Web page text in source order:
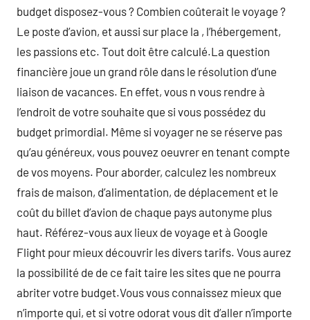
budget disposez-vous ? Combien coûterait le voyage ?
Le poste d’avion, et aussi sur place la , l’hébergement,
les passions etc. Tout doit être calculé.La question
financière joue un grand rôle dans le résolution d’une
liaison de vacances. En effet, vous n vous rendre à
l’endroit de votre souhaite que si vous possédez du
budget primordial. Même si voyager ne se réserve pas
qu’au généreux, vous pouvez oeuvrer en tenant compte
de vos moyens. Pour aborder, calculez les nombreux
frais de maison, d’alimentation, de déplacement et le
coût du billet d’avion de chaque pays autonyme plus
haut. Référez-vous aux lieux de voyage et à Google
Flight pour mieux découvrir les divers tarifs. Vous aurez
la possibilité de de ce fait taire les sites que ne pourra
abriter votre budget.Vous vous connaissez mieux que
n’importe qui, et si votre odorat vous dit d’aller n’importe